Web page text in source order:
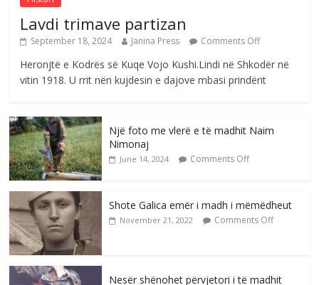
Lavdi trimave partizan
September 18, 2024 Janina Press Comments Off
Heronjtë e Kodrës së Kuqe Vojo Kushi.Lindi në Shkodër në
vitin 1918. U rrit nën kujdesin e dajove mbasi prindërit
Një foto me vlerë e të madhit Naim
Nimonaj
June 14, 2024 Comments Off
Shote Galica emër i madh i mëmëdheut
November 21, 2022 Comments Off
Nesër shënohet përvjetori i të madhit